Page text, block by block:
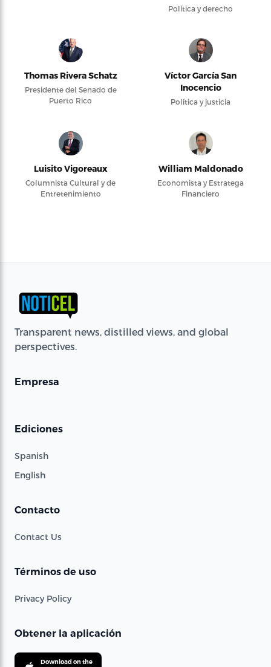
Política y derecho
Thomas Rivera Schatz
Presidente del Senado de
Puerto Rico
Víctor García San
Inocencio
Política y justicia
Luisito Vigoreaux
Columnista Cultural y de
Entretenimiento
William Maldonado
Economista y Estratega
Financiero
Transparent news, distilled views, and global
perspectives.
Empresa
Ediciones
Spanish
English
Contacto
Contact Us
Términos de uso
Privacy Policy
Obtener la aplicación
Download on the